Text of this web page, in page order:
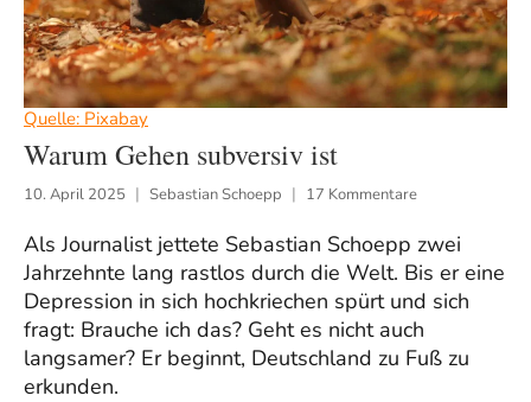
Quelle: Pixabay
Warum Gehen subversiv ist
10. April 2025 Sebastian Schoepp 17 Kommentare
Als Journalist jettete Sebastian Schoepp zwei
Jahrzehnte lang rastlos durch die Welt. Bis er eine
Depression in sich hochkriechen spürt und sich
fragt: Brauche ich das? Geht es nicht auch
langsamer? Er beginnt, Deutschland zu Fuß zu
erkunden.